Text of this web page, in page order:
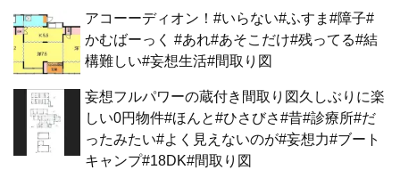
アコーーディオン！#いらない#ふすま#障子#
かむばーっく #あれ#あそこだけ#残ってる#結
構難しい#妄想生活#間取り図
妄想フルパワーの蔵付き間取り図久しぶりに楽
しい0円物件#ほんと#ひさびさ#昔#診療所#だ
ったみたい#よく見えないのが#妄想力#ブート
キャンプ#18DK#間取り図